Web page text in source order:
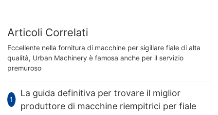
Articoli Correlati
Eccellente nella fornitura di macchine per sigillare fiale di alta
qualità, Urban Machinery è famosa anche per il servizio
premuroso
1
La guida definitiva per trovare il miglior
produttore di macchine riempitrici per fiale